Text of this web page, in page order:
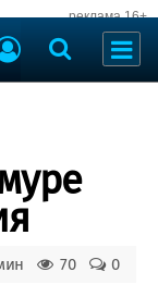
реклама 16+
0
70